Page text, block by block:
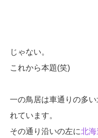
じゃない。
これから本題(笑)
一の鳥居は車通りの多
れています。
その通り沿いの左に北海